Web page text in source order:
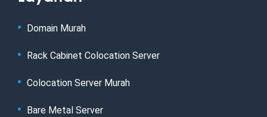
Domain Murah
Rack Cabinet Colocation Server
Colocation Server Murah
Bare Metal Server